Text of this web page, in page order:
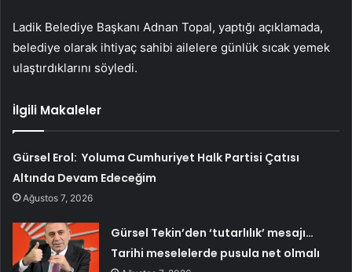
Ladik Belediye Başkanı Adnan Topal, yaptığı açıklamada,
belediye olarak ihtiyaç sahibi ailelere günlük sıcak yemek
ulaştırdıklarını söyledi.
İlgili Makaleler
Gürsel Erol: Yoluma Cumhuriyet Halk Partisi Çatısı
Altında Devam Edeceğim
Ağustos 7, 2026
Gürsel Tekin’den ‘tutarlılık’ mesajı…
Tarihi meselelerde pusula net olmalı